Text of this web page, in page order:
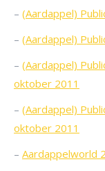
– (Aardappel)
– (Aardappel)
– (Aardappel)
oktober 2011
– (Aardappel)
oktober 2011
– Aardappelworld